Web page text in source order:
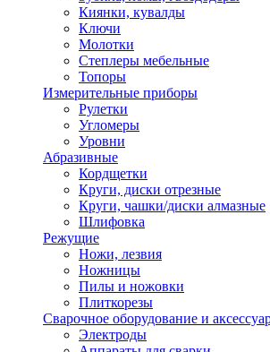
Киянки, кувалды
Ключи
Молотки
Степлеры мебельные
Топоры
Измерительные приборы
Рулетки
Угломеры
Уровни
Абразивные
Кордщетки
Круги, диски отрезные
Круги, чашки/диски алмазные
Шлифовка
Режущие
Ножи, лезвия
Ножницы
Пилы и ножовки
Плиткорезы
Сварочное оборудование и
Электроды